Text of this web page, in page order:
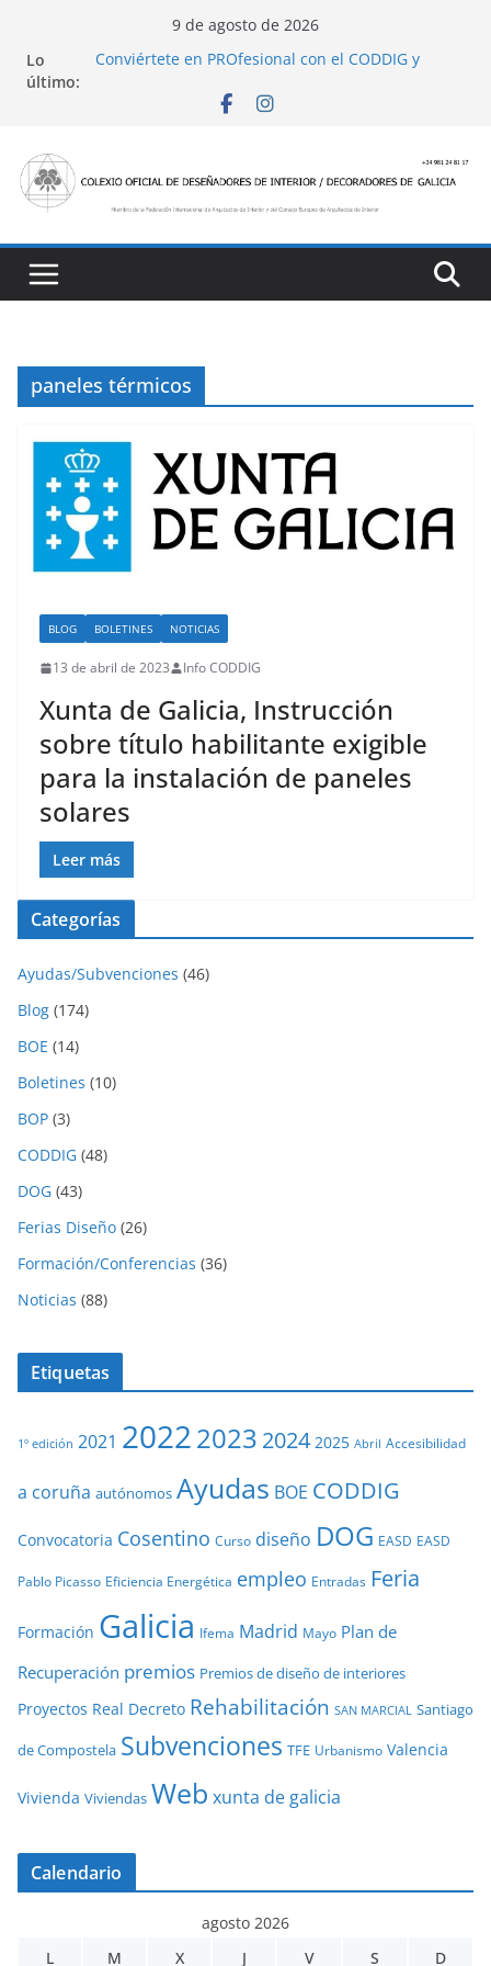
contenido
9 de agosto de 2026
Lo
último:
Conviértete en PROfesional con el CODDIG y
Ayudas para mejoras de establecimientos
San Marcial 2025
paneles térmicos
BLOG BOLETINES NOTICIAS
13 de abril de 2023 Info CODDIG
Xunta de Galicia, Instrucción
sobre título habilitante exigible
para la instalación de paneles
solares
Leer más
Categorías
Ayudas/Subvenciones (46)
Blog (174)
BOE (14)
Boletines (10)
BOP (3)
CODDIG (48)
DOG (43)
Ferias Diseño (26)
Formación/Conferencias (36)
Noticias (88)
Etiquetas
1º edición 2021 20222023 2024 2025 Abril Accesibilidad
a coruña autónomos Ayudas BOE CODDIG
Convocatoria Cosentino Curso diseño DOG EASD EASD
Pablo Picasso Eficiencia Energética empleo Entradas Feria
Formación Galicia Ifema Madrid Mayo Plan de
Recuperación premios Premios de diseño de interiores
Proyectos Real Decreto Rehabilitación SAN MARCIAL Santiago
de Compostela Subvenciones TFE Urbanismo Valencia
Vivienda Viviendas Web xunta de galicia
Calendario
agosto 2026
L
M X J V S D